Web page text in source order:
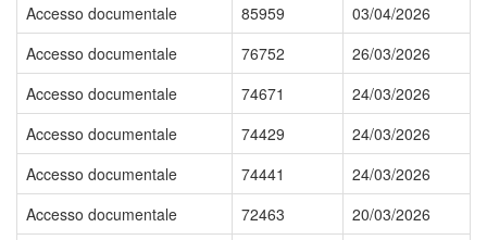
Accesso documentale
85959
03/04/2026
Accesso documentale
76752
26/03/2026
Accesso documentale
74671
24/03/2026
Accesso documentale
74429
24/03/2026
Accesso documentale
74441
24/03/2026
Accesso documentale
72463
20/03/2026